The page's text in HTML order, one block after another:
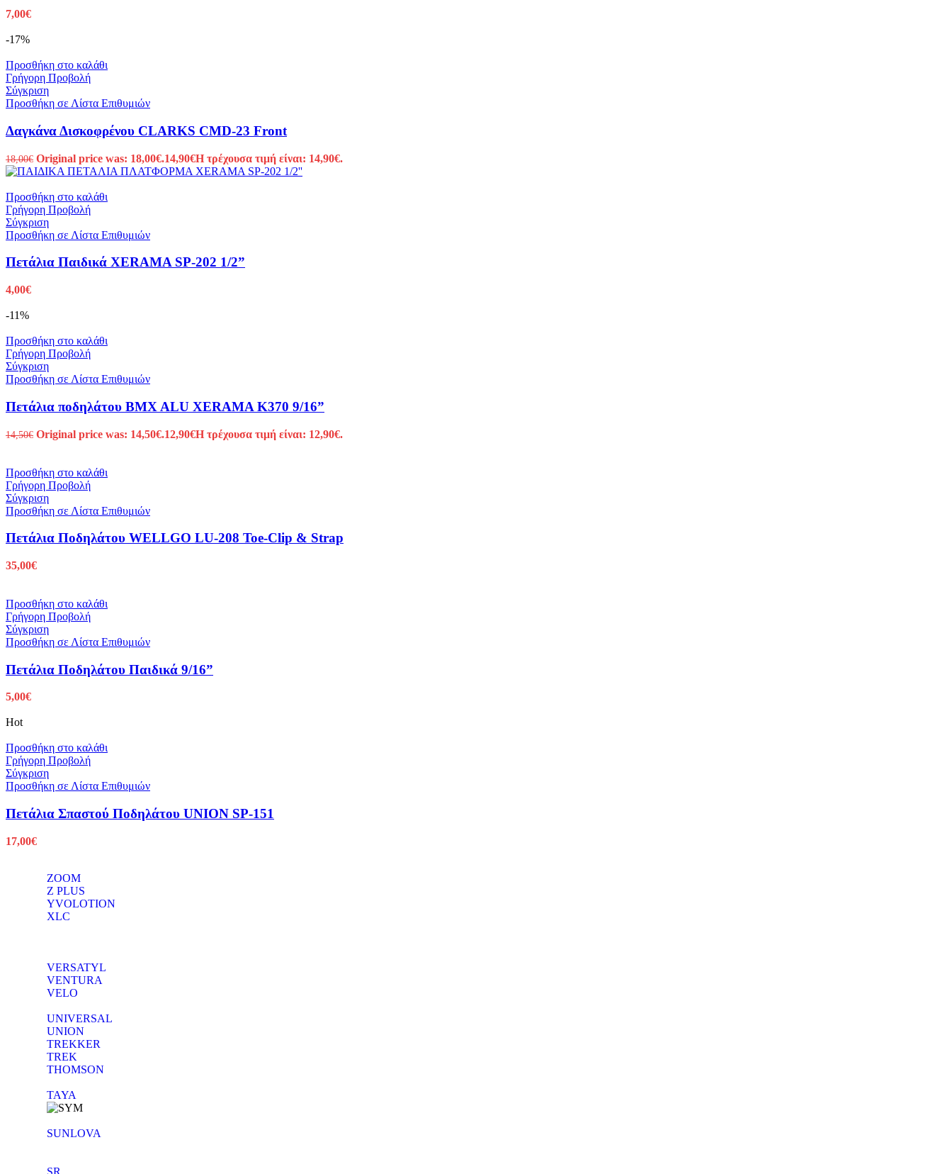
7,00€
-17%
Προσθήκη στο καλάθι
Γρήγορη Προβολή
Σύγκριση
Προσθήκη σε Λίστα Επιθυμιών
Δαγκάνα Δισκοφρένου CLARKS CMD-23 Front
18,00€ Original price was: 18,00€.14,90€Η τρέχουσα τιμή είναι: 14,90€.
Προσθήκη στο καλάθι
Γρήγορη Προβολή
Σύγκριση
Προσθήκη σε Λίστα Επιθυμιών
Πετάλια Παιδικά XERAMA SP-202 1/2”
4,00€
-11%
Προσθήκη στο καλάθι
Γρήγορη Προβολή
Σύγκριση
Προσθήκη σε Λίστα Επιθυμιών
Πετάλια ποδηλάτου BMX ALU XERAMA K370 9/16”
14,50€ Original price was: 14,50€.12,90€Η τρέχουσα τιμή είναι: 12,90€.
Προσθήκη στο καλάθι
Γρήγορη Προβολή
Σύγκριση
Προσθήκη σε Λίστα Επιθυμιών
Πετάλια Ποδηλάτου WELLGO LU-208 Toe-Clip & Strap
35,00€
Προσθήκη στο καλάθι
Γρήγορη Προβολή
Σύγκριση
Προσθήκη σε Λίστα Επιθυμιών
Πετάλια Ποδηλάτου Παιδικά 9/16”
5,00€
Hot
Προσθήκη στο καλάθι
Γρήγορη Προβολή
Σύγκριση
Προσθήκη σε Λίστα Επιθυμιών
Πετάλια Σπαστού Ποδηλάτου UNION SP-151
17,00€
ZOOM
Z PLUS
YVOLOTION
XLC
VERSATYL
VENTURA
VELO
UNIVERSAL
UNION
TREKKER
TREK
THOMSON
TAYA
SUNLOVA
SR